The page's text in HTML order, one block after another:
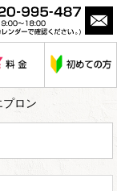
プロン